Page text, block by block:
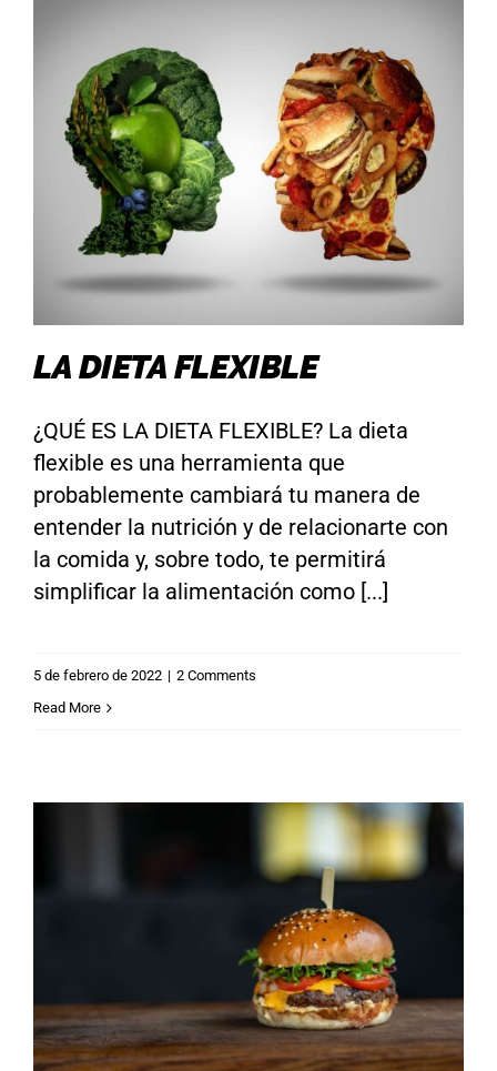
LA DIETA FLEXIBLE
¿QUÉ ES LA DIETA FLEXIBLE? La dieta
flexible es una herramienta que
probablemente cambiará tu manera de
entender la nutrición y de relacionarte con
la comida y, sobre todo, te permitirá
simplificar la alimentación como [...]
5 de febrero de 2022 | 2 Comments
Read More